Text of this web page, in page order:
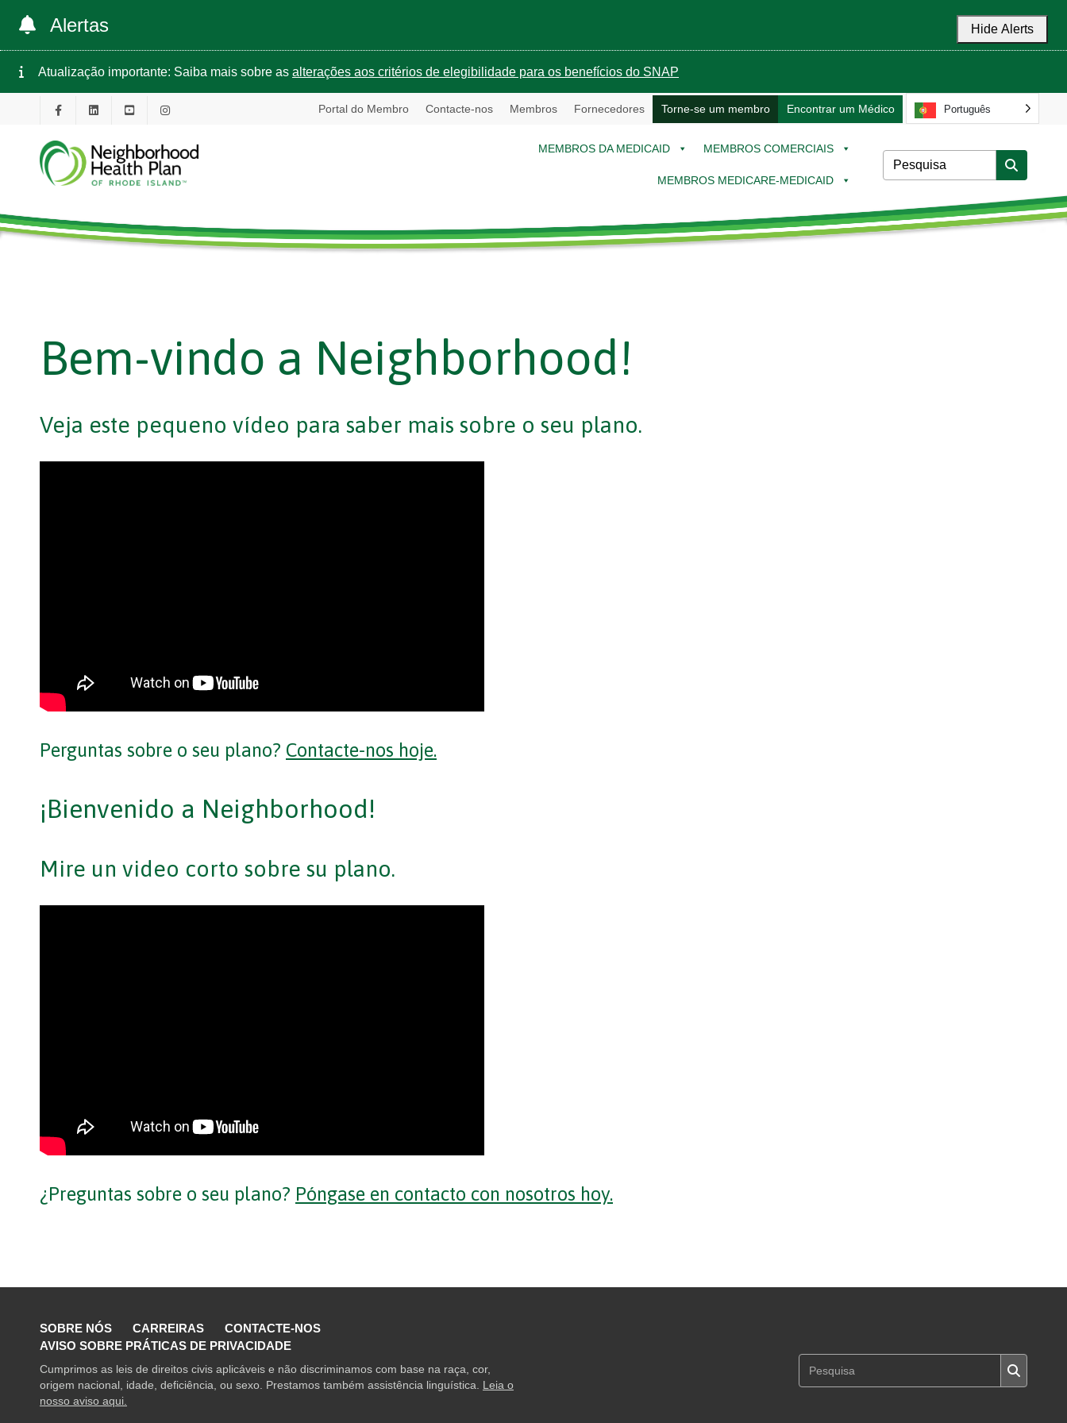
Alertas Hide Alerts
Atualização importante: Saiba mais sobre as alterações aos critérios de elegibilidade para os benefícios do SNAP
Portal do Membro Contacte-nos Membros Fornecedores Torne-se um membro Encontrar um Médico Português
MEMBROS DA MEDICAID MEMBROS COMERCIAIS
MEMBROS MEDICARE-MEDICAID
Bem-vindo a Neighborhood!
Veja este pequeno vídeo para saber mais sobre o seu plano.
Perguntas sobre o seu plano? Contacte-nos hoje.
¡Bienvenido a Neighborhood!
Mire un video corto sobre su plano.
¿Preguntas sobre o seu plano? Póngase en contacto con nosotros hoy.
SOBRE NÓS CARREIRAS
CONTACTE-NOS
AVISO SOBRE PRÁTICAS DE PRIVACIDADE
Cumprimos as leis de direitos civis aplicáveis e não discriminamos com base na raça, cor,
origem nacional, idade, deficiência, ou sexo. Prestamos também assistência linguística. Leia o
nosso aviso aqui.